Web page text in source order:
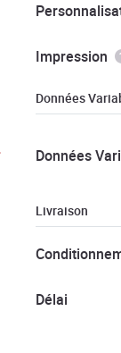
Impression
Données
Données
Livraison
Délai